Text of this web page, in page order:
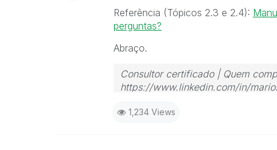
Referência (Tópicos 2.3 e 2.4):
perguntas?
Abraço.
Consultor certificado | Quem
https://www.linkedin.com/in/
1,234 Views